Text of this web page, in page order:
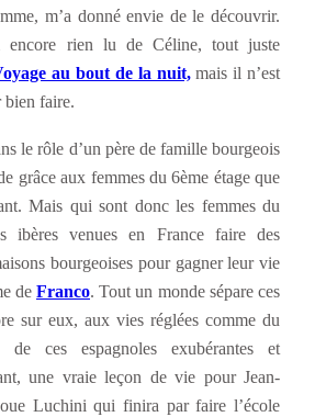
m’a donné envie de le découvrir.
rien lu de Céline, tout juste
au bout de la nuit,mais il n’est
bien faire.
le rôle d’un père de famille bourgeois
grâce aux femmes du 6ème étage que
Mais qui sont donc les femmes du
ibères venues en France faire des
bourgeoises pour gagner leur vie
de Franco. Tout un monde sépare ces
sur eux, aux vies réglées comme du
ces espagnoles exubérantes et
une vraie leçon de vie pour Jean-
Luchini qui finira par faire l’école